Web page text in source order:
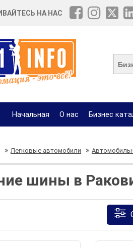
НА НАС
Начальная О нас Бизнес
Легковые автомобили
шины в